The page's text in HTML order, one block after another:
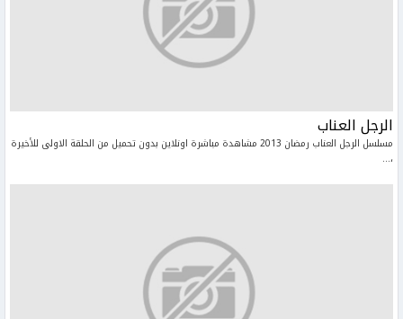
الرجل العناب
مسلسل الرجل العناب رمضان 2013 مشاهدة مباشرة اونلاين بدون تحميل من الحلقة الاولى للأخيرة
،...